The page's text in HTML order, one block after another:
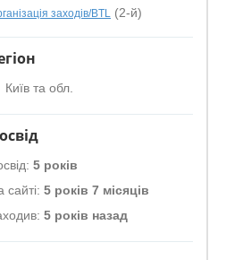
заходів/BTL (2-й)
Київ та обл.
5 років
сайті: 5 років 7 місяців
5 років назад